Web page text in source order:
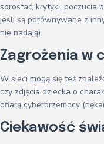
sprostać, krytyki, poczucia
jeśli są porównywane z
nie nadają).
Zagrożenia w
W sieci mogą się też
czy zdjęcia dziecka o
ofiarą cyberprzemocy
Ciekawość